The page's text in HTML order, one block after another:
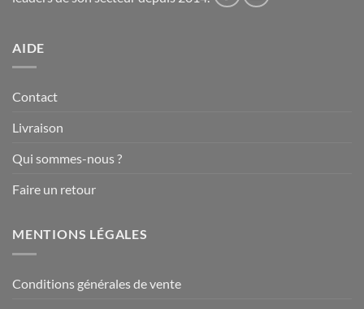
AIDE
Contact
Livraison
Qui sommes-nous ?
Faire un retour
MENTIONS LÉGALES
Conditions générales de vente